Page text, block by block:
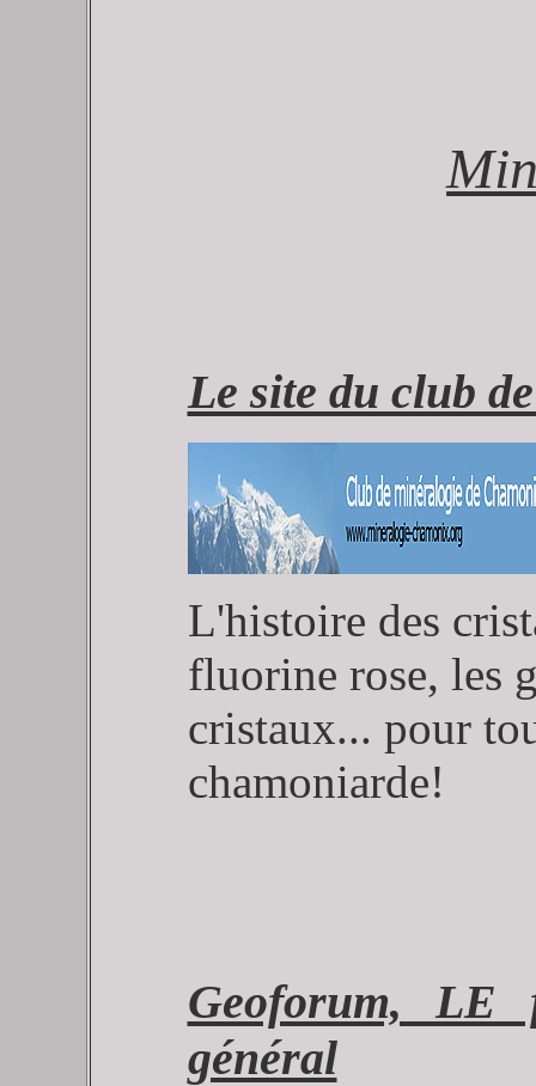
Le site du club
L'histoire des
fluorine rose, les
cristaux... pour
chamoniarde!
Geoforum, LE
général